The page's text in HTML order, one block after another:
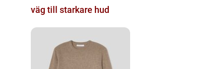
väg till starkare hud